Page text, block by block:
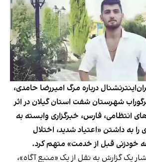
درباره مرگ امیررضا حامدی،
شهرستان شفت استان گیلان در اثر
انتظامی، فارس، خبرگزاری وابسته به
را به داشتن «اعتیاد شدید، اختلال
خودزنی قبل از خدمت» متهم کرد.
یک گزارش به نقل از یک «منبع آگاه»،